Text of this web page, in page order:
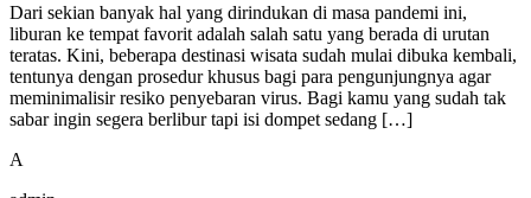
Dari sekian banyak hal yang dirindukan di masa pandemi ini,
liburan ke tempat favorit adalah salah satu yang berada di urutan
teratas. Kini, beberapa destinasi wisata sudah mulai dibuka kembali,
tentunya dengan prosedur khusus bagi para pengunjungnya agar
meminimalisir resiko penyebaran virus. Bagi kamu yang sudah tak
sabar ingin segera berlibur tapi isi dompet sedang […]
A